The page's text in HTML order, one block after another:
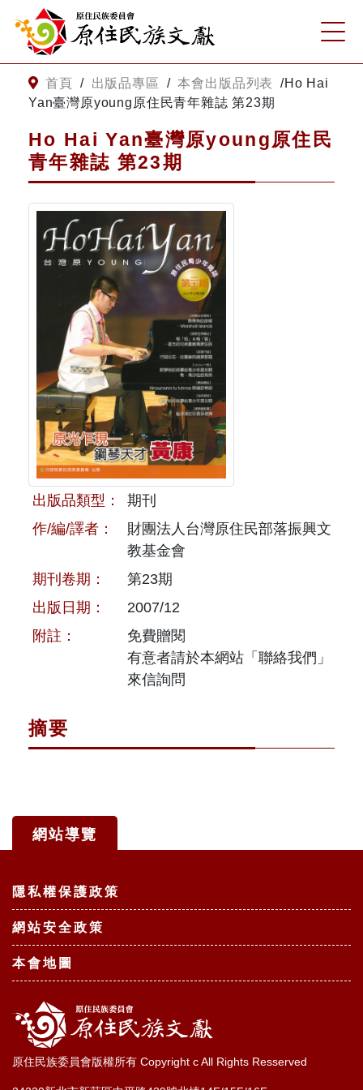
跳到主要內容
網站導覽
客服諮詢
關於我們
關於原住民族文獻會
原住民族文獻會設置要點
委員介紹
歷次會議記錄
最新消息
網站訊息
徵稿訊息
出版品專區
本會出版品列表
與國史館共同出版品介紹
出版品查詢
文獻電子期刊
本期內容
徵稿說明
期刊查詢
相關連結
首頁 / 出版品專區 / 本會出版品列表 /Ho Hai
Yan臺灣原young原住民青年雜誌 第23期
Ho Hai Yan臺灣原young原住民
青年雜誌 第23期
出版品類型：
期刊
作/編/譯者：
財團法人台灣原住民部落振興文
教基金會
期刊卷期：
第23期
出版日期：
2007/12
附註：
免費贈閱
有意者請於本網站「聯絡我們」
來信詢問
摘要
網站導覽
隱私權保護政策
網站安全政策
本會地圖
原住民族委員會版權所有 Copyright c All Rights Resserved